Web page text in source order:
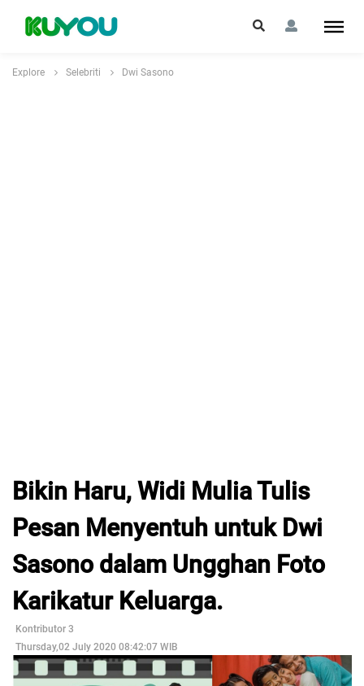
Explore Selebriti Dwi Sasono
Bikin Haru, Widi Mulia Tulis
Pesan Menyentuh untuk Dwi
Sasono dalam Ungghan Foto
Karikatur Keluarga.
Kontributor 3
Thursday,02 July 2020 08:42:07 WIB